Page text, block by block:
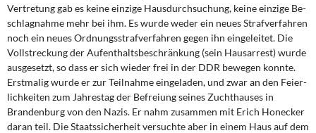
Vertretung gab es keine einzige Hausdurchsuchung, keine einzige Be­
schlagnahme mehr bei ihm. Es wurde weder ein neues Strafverfahren
noch ein neues Ordnungsstrafverfahren gegen ihn eingeleitet. Die
Vollstreckung der Aufenthaltsbe­schränkung (sein Hausarrest) wurde
ausgesetzt, so dass er sich wieder frei in der DDR bewegen konnte.
Erstmalig wurde er zur Teilnahme eingeladen, und zwar an den Feier­
lichkeiten zum Jahrestag der Befreiung seines Zuchthauses in
Brandenburg von den Nazis. Er nahm zusammen mit Erich Honecker
daran teil. Die Staatssicherheit versuch­te aber in einem Haus auf dem